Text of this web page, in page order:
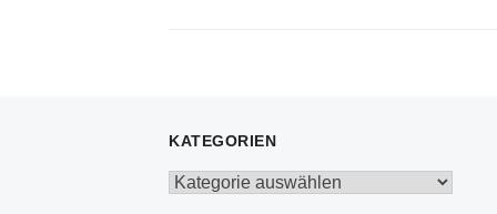
KATEGORIEN
Kategorien